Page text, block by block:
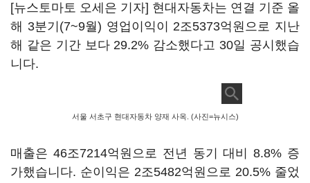
[뉴스토마토 오세은 기자] 현대자동차는 연결 기준 올
해 3분기(7~9월) 영업이익이 2조5373억원으로 지난
해 같은 기간 보다 29.2% 감소했다고 30일 공시했습
니다.
서울 서초구 현대자동차 양재 사옥. (사진=뉴시스)
매출은 46조7214억원으로 전년 동기 대비 8.8% 증
가했습니다. 순이익은 2조5482억원으로 20.5% 줄었